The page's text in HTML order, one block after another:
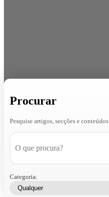
Procurar
Pesquise artigos, secções e conteúdos
Categoria: